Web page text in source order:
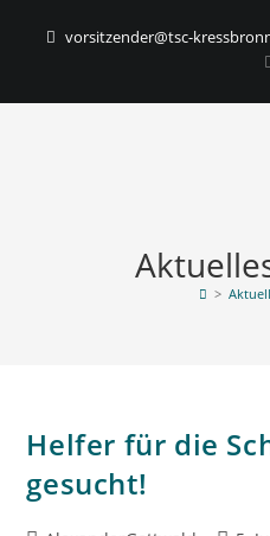
vorsitzender@tsc-
>
Helfer für die
gesucht!